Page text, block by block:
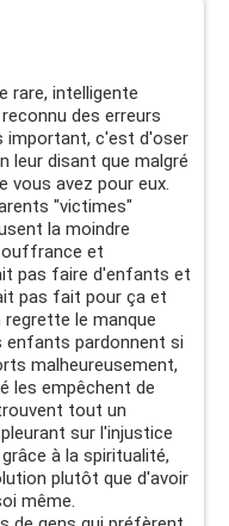
rare, intelligente
des erreurs
important, c'est d'oser
leur disant que malgré
vous avez pour eux.
"victimes"
la moindre
et
pas faire d'enfants et
pas fait pour ça et
le manque
enfants pardonnent si
malheureusement,
les empêchent de
tout un
sur l'injustice
à la spiritualité,
plutôt que d'avoir
même.